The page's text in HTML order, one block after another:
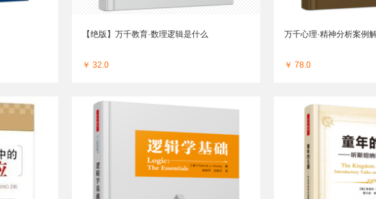
【绝版】万千教育·数理逻辑是什么
￥ 32.0
万千心理·精神分析案例
￥ 78.0